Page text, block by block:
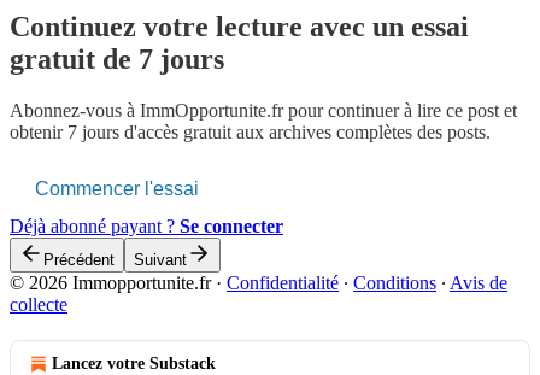
Continuez votre lecture avec un essai
gratuit de 7 jours
Abonnez-vous à ImmOpportunite.frpour continuer à lire ce post et
obtenir 7 jours d'accès gratuit aux archives complètes des posts.
Commencer l'essai
Déjà abonné payant ? Se connecter
Précédent Suivant
© 2026 Immopportunite.fr· Confidentialité ∙ Conditions ∙ Avis de
collecte
Lancez votre Substack